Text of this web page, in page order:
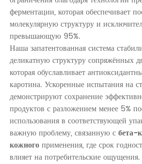
ферментации, которая обеспечивает
молекулярную структуру и
превышающую 95%.
Наша запатентованная система
деликатную структуру сопряжённых
которая обуславливает
каротина. Ускоренные испытания на
демонстрируют сохранение
продуктов с разложением менее 5%
использования в соответствующей
важную проблему, связанную сбета-
кожногоприменения, где срок
влияет на потребительские ощущения.